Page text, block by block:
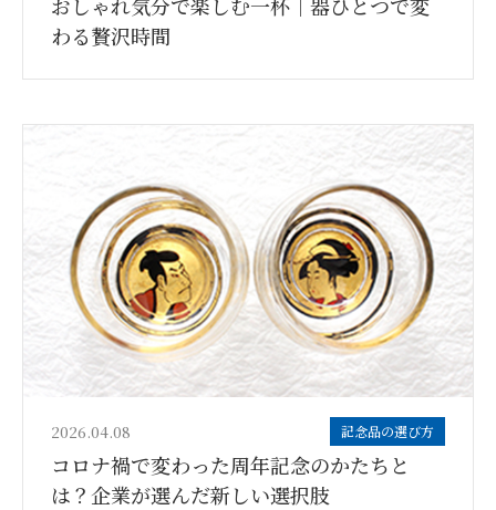
おしゃれ気分で楽しむ一杯｜器ひとつで変
わる贅沢時間
2026.04.08 記念品の選び方
コロナ禍で変わった周年記念のかたちと
は？企業が選んだ新しい選択肢